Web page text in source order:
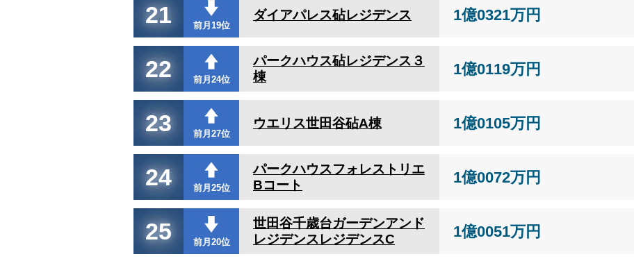
21 前月19位
ダイアパレス砧レジデンス 1億0321万円
22 前月24位
パークハウス砧レジデンス３
棟
1億0119万円
23 前月27位
ウエリス世田谷砧A棟 1億0105万円
24 前月25位
パークハウスフォレストリエ
Bコート
1億0072万円
25 前月20位
世田谷千歳台ガーデンアンド
レジデンスレジデンスC
1億0051万円